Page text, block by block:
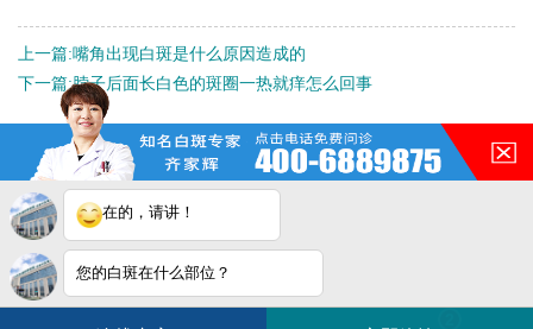
上一篇:嘴角出现白斑是什么原因造成的
下一篇:脖子后面长白色的斑圈一热就痒怎么回事
QQ：3188546587
在的，请讲！
您的白斑在什么部位？
白斑在线问医生